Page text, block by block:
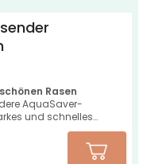
Rasen
AquaSaver-
und schnelles
von 7 bis 14 Tagen